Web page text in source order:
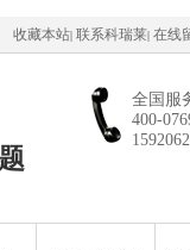
收藏本站| 联系科瑞莱| 在线
全国服
400-